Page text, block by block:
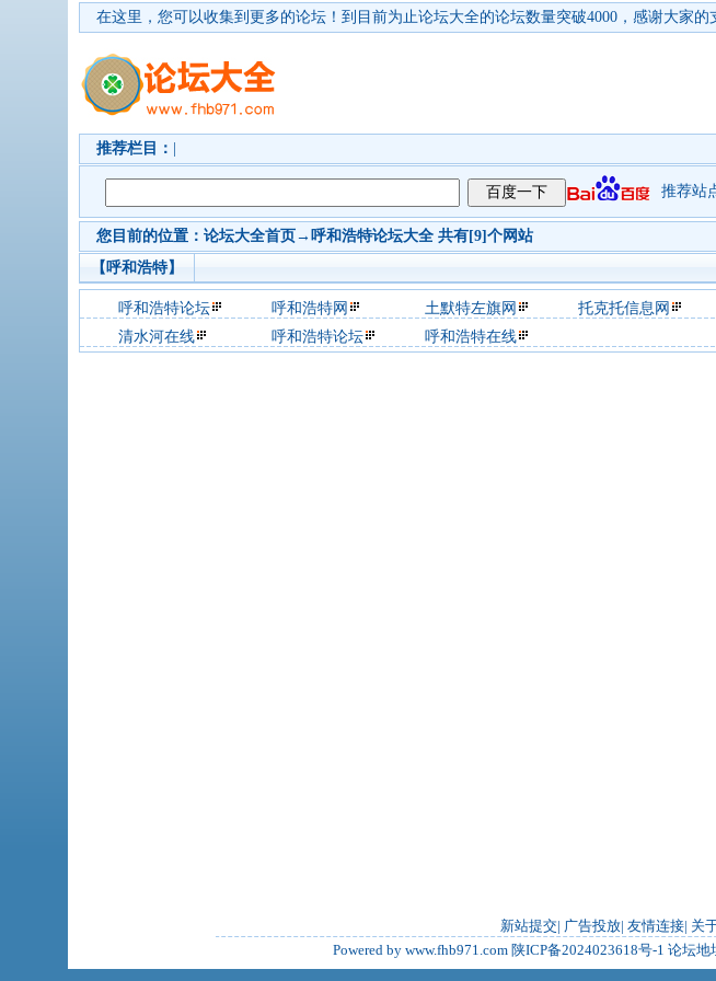
在这里，您可以收集到更多的论坛！ 到目前为止论坛大全的论坛数量突破4000，感谢大家的
推荐栏目：
推荐站
您目前的位置： 论坛大全首页→ 呼和浩特论坛大全 共有[9]个网站
【呼和浩特】
呼和浩特论坛 呼和浩特网 土默特左旗网 托克托信息网
清水河在线
呼和浩特论坛 呼和浩特在线
新站提交| 广告投放| 友情连接| 关
Powered by www.fhb971.com 陕ICP备2024023618号-1 论坛地